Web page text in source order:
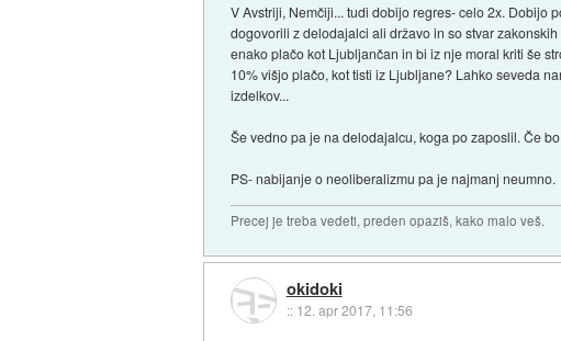
V Avstriji, Nemčiji... tudi dobijo regres- celo 2x. Dobijo
dogovorili z delodajalci ali državo in so stvar
enako plačo kot Ljubljančan in bi iz nje moral kriti še
10% višjo plačo, kot tisti iz Ljubljane? Lahko seveda
izdelkov...
Še vedno pa je na delodajalcu, koga po zaposlil. Če
PS- nabijanje o neoliberalizmu pa je najmanj neumno.
Precej je treba vedeti, preden opaziš, kako malo veš.
okidoki
:: 12. apr 2017, 11:56